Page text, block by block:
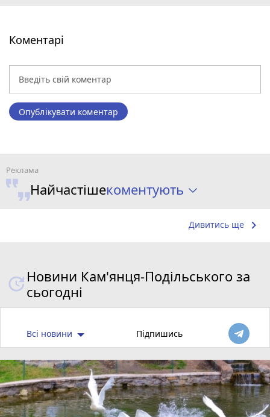
Коментарі
Опублікувати коментар
Найчастішекоментують
Дивитись ще keyboard_arrow_right
Новини Кам'янця-Подільського за
сьогодні
Всі новини Підпишись